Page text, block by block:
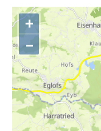
+
–